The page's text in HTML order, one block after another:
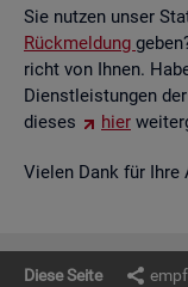
Sie nut­zen unser
Rück­mel­dung
richt von Ihnen.
Dienst­leis­tun­gen
die­ses
hier
Vie­len Dank für Ihre
Diese Seite